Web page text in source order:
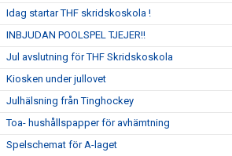
Idag startar THF skridskoskola !
INBJUDAN POOLSPEL TJEJER!!
Jul avslutning för THF Skridskoskola
Kiosken under jullovet
Julhälsning från Tinghockey
Toa- hushållspapper för avhämtning
Spelschemat för A-laget